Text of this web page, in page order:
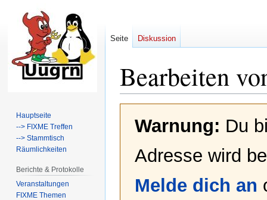
Bearbeiten
Navigation
SucheWarnung: Du
Adresse wird
Melde dich an
Seite Diskussion
Hauptseite
--> FIXME Treffen
--> Stammtisch
Räumlichkeiten
Berichte & Protokolle
Veranstaltungen
FIXME Themen